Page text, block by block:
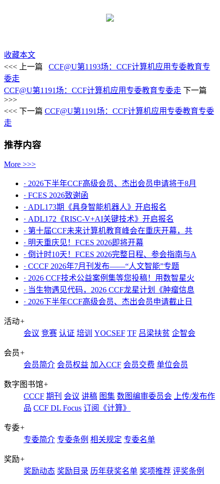
收藏本文
<<< 上一篇
CCF@U第1193场：CCF计算机应用专委教育专
委走
CCF@U第1191场：CCF计算机应用专委教育专委走 下一篇
>>>
<<< 下一篇 CCF@U第1191场：CCF计算机应用专委教育专委
走
推荐内容
More >>>
· 2026下半年CCF高级会员、杰出会员申请将于8月
· FCES 2026致谢函
· ADL173期《具身智能机器人》开启报名
· ADL172《RISC-V+AI关键技术》开启报名
· 第十届CCF未来计算机教育峰会在重庆开幕，共
· ​明天重庆见！FCES 2026即将开幕
· 倒计时10天！FCES 2026完整日程、参会指南与A
· CCCF 2026年7月刊发布——“人文智能”专题
· 2026 CCF技术公益案例集等您投稿！用数智星火
· 当生物遇见代码，2026 CCF龙星计划《肿瘤信息
· 2026下半年CCF高级会员、杰出会员申请截止日
活动+
会议 竞赛 认证 培训 YOCSEF TF 吕梁扶贫 企智会
会员+
会员简介 会员权益 加入CCF 会员交费 单位会员
数字图书馆+
CCCF 期刊 会议 讲稿 图集 数图编审委员会
上传/发布作
品 CCF DL Focus 订阅《计算》
专委+
专委简介 专委条例 相关规定 专委名单
奖励+
奖励动态 奖励目录 历年获奖名单 奖项推荐 评奖条例